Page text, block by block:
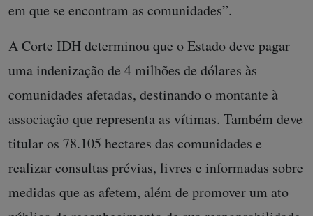
em que se encontram as comunidades”.
A Corte IDH determinou que o Estado deve pagar
uma indenização de 4 milhões de dólares às
comunidades afetadas, destinando o montante à
associação que representa as vítimas. Também deve
titular os 78.105 hectares das comunidades e
realizar consultas prévias, livres e informadas sobre
medidas que as afetem, além de promover um ato